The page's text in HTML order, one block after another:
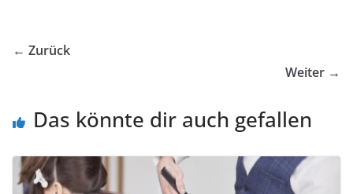
← Zurück
Weiter →
Das könnte dir auch gefallen